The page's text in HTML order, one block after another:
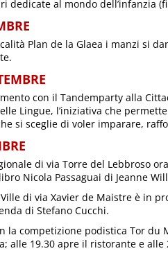
dedicate al mondo dell’infanzia
Plan de la Glaea i manzi si
con il Tandemparty alla
Lingue, l’iniziativa che
si sceglie di voler imparare,
di via Torre del Lebbroso
Nicola Passaguai di Jeanne
di via Xavier de Maistre è in
di Stefano Cucchi.
la competizione podistica Tor du
alle 19.30 apre il ristorante e